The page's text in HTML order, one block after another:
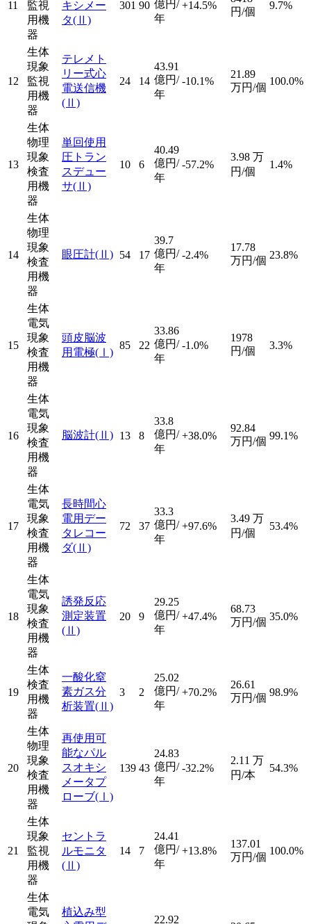
11
監視
用機
器
キシメー
タ(Ⅱ)
301 90 億円/
年
+14.5%
円/個
9.7%
12
生体
現象
監視
用機
器
テレメト
リー式心
電送信機
(Ⅱ)
24 14
43.91
億円/
年
-10.1%
21.89
万円/個
100.0%
13
生体
物理
現象
検査
用機
器
単回使用
圧トラン
スデュー
サ(Ⅱ)
10 6
40.49
億円/
年
-57.2%
3.98 万
円/個
1.4%
14
生体
物理
現象
検査
用機
器
眼圧計(Ⅱ) 54 17
39.7
億円/
年
-2.4%
17.78
万円/個 23.8%
15
生体
電気
現象
検査
用機
器
頭皮脳波
用電極(Ⅰ)
85 22
33.86
億円/
年
-1.0%
1978
円/個
3.3%
16
生体
電気
現象
検査
用機
器
脳波計(Ⅱ) 13 8
33.8
億円/
年
+38.0%
92.84
万円/個 99.1%
17
生体
電気
現象
検査
用機
器
長時間心
電用デー
タレコー
ダ(Ⅱ)
72 37
33.3
億円/
年
+97.6%
3.49 万
円/個
53.4%
18
生体
電気
現象
検査
用機
器
誘発反応
測定装置
(Ⅱ)
20 9
29.25
億円/
年
+47.4%
68.73
万円/個 35.0%
19
生体
検査
用機
器
一酸化窒
素ガス分
析装置(Ⅱ)
3 2
25.02
億円/
年
+70.2%
26.61
万円/個 98.9%
20
生体
物理
現象
検査
用機
器
再使用可
能なパル
スオキシ
メータプ
ローブ(Ⅰ)
139 43
24.83
億円/
年
-32.2%
2.11 万
円/本
54.3%
21
生体
現象
監視
用機
器
セントラ
ルモニタ
(Ⅱ)
14 7
24.41
億円/
年
+13.8%
137.01
万円/個
100.0%
生体
電気
植込み型
22.92